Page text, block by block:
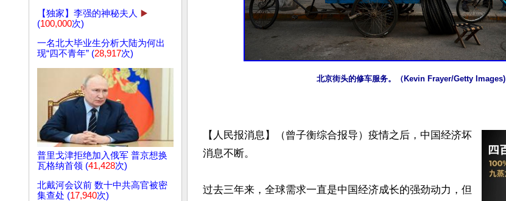
【独家】李强的神秘夫人 ▶️
(100,000次)
一名北大毕业生分析大陆为何出
现“四不青年” (28,917次)
普里戈津拒绝加入俄军 普京想换
瓦格纳首领 (41,428次)
北戴河会议前 数十中共高官被密
集查处 (17,940次)
北京街头的修车服务。（Kevin Frayer/Getty Images)
【人民报消息】（曾子衡综合报导）疫情之后，中国经济坏
消息不断。
过去三年来，全球需求一直是中国经济成长的强劲动力，但